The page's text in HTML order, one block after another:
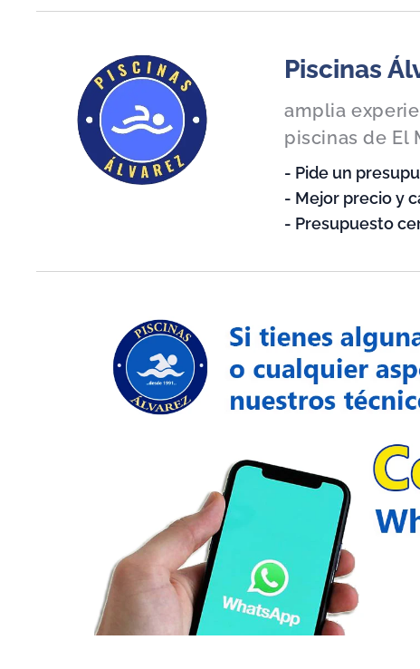
Piscinas
amplia
piscinas de El
- Pide un
- Mejor precio y
- Presupuesto